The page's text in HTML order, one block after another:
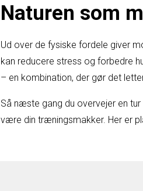
Naturen som
Ud over de fysiske fordele giver
kan reducere stress og forbedre
– en kombination, der gør det
Så næste gang du overvejer en
være din træningsmakker. Her er